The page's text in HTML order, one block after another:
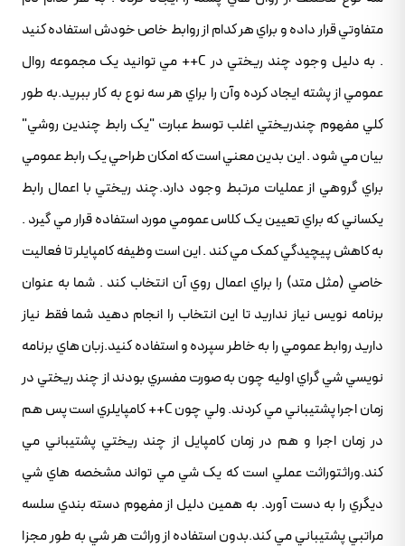
متفاوتي قرار داده و براي هر کدام از روابط خاص خودش استفاده کنيد
. به دليل وجود چند ريختي در C++ مي توانيد يک مجموعه روال
عمومي از پشته ايجاد کرده وآن را براي هر سه نوع به کار ببريد.به طور
کلي مفهوم چندريختي اغلب توسط عبارت "يک رابط چندين روشي"
بيان مي شود . اين بدين معني است که امکان طراحي يک رابط عمومي
براي گروهي از عمليات مرتبط وجود دارد.چند ريختي با اعمال رابط
يکساني که براي تعيين يک کلاس عمومي مورد استفاده قرار مي گيرد .
به کاهش پيچيدگي کمک مي کند . اين است وظيفه کامپايلر تا فعاليت
خاصي (مثل متد) را براي اعمال روي آن انتخاب کند . شما به عنوان
برنامه نويس نياز نداريد تا اين انتخاب را انجام دهيد شما فقط نياز
داريد روابط عمومي را به خاطر سپرده و استفاده کنيد.زبان هاي برنامه
نويسي شي گراي اوليه چون به صورت مفسري بودند از چند ريختي در
زمان اجرا پشتيباني مي کردند. ولي چون C++ کامپايلري است پس هم
در زمان اجرا و هم در زمان کامپايل از چند ريختي پشتيباني مي
کند.وراثتوراثت عملي است که يک شي مي تواند مشخصه هاي شي
ديگري را به دست آورد. به همين دليل از مفهوم دسته بندي سلسه
مراتبي پشتيباني مي کند.بدون استفاده از وراثت هر شي به طور مجزا